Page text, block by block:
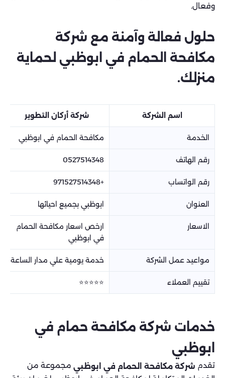
وفعال.
حلول فعالة وآمنة مع شركة
مكافحة الحمام في ابوظبي لحماية
منزلك.
اسم الشركة شركة أركان التطوير
الخدمة مكافحة الحمام في ابوظبي
رقم الهاتف 0527514348
رقم الواتساب +971527514348
العنوان ابوظبي بجميع احيائها
الاسعار
ارخص اسعار مكافحة الحمام
في ابوظبي
مواعيد عمل الشركة خدمة يومية علي مدار الساعة
تقييم العملاء ⭐⭐⭐⭐⭐
خدمات شركة مكافحة حمام في
ابوظبي
تقدم شركة مكافحة الحمام في ابوظبي مجموعة من